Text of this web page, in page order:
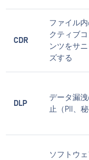
CDR
ファイル
クティブ
ンツをサニ
ズする
DLP
データ漏
止（PII、秘
ソフトウェ